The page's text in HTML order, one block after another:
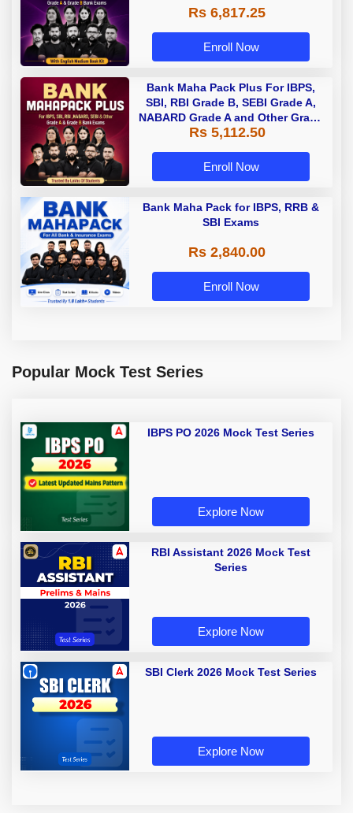
Rs 6,817.25
Enroll Now
Bank Maha Pack Plus For IBPS,
SBI, RBI Grade B, SEBI Grade A,
NABARD Grade A and Other Grade
A & Grade B Bank Exams
Rs 5,112.50
Enroll Now
Bank Maha Pack for IBPS, RRB &
SBI Exams
Rs 2,840.00
Enroll Now
Popular Mock Test Series
IBPS PO 2026 Mock Test Series
Explore Now
RBI Assistant 2026 Mock Test
Series
Explore Now
SBI Clerk 2026 Mock Test Series
Explore Now